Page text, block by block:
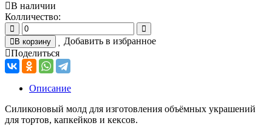
В наличии
Колличество:
В корзину
Добавить в избранное
Поделиться
Описание
Силиконовый молд для изготовления объёмных украшений
для тортов, капкейков и кексов.